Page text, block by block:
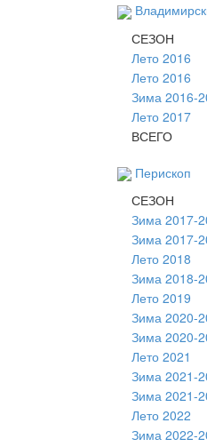
СЕЗОН
Лето 2016
Лето 2016
Зима 2016-
Лето 2017
ВСЕГО
Перископ
СЕЗОН
Зима 2017-
Зима 2017-
Лето 2018
Зима 2018-
Лето 2019
Зима 2020-
Зима 2020-
Лето 2021
Зима 2021-
Зима 2021-
Лето 2022
Зима 2022-